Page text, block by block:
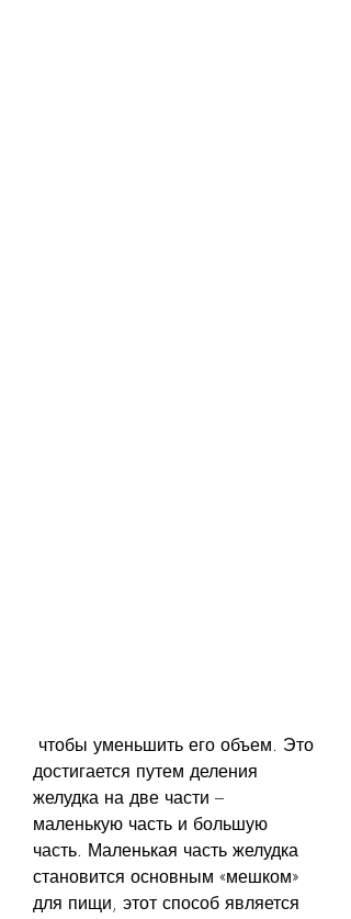
достигается путем деления
желудка на две части –
маленькую часть и большую
часть. Маленькая часть желудка
становится основным «мешком»
для пищи, этот способ является